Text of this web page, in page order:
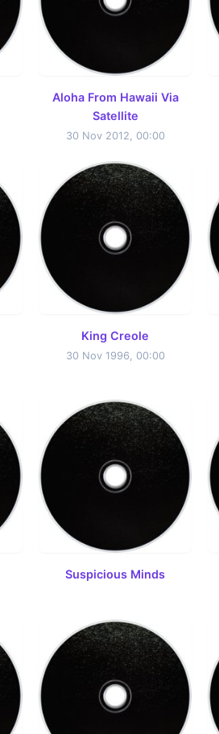
Aloha From Hawaii Via
Satellite
30 Nov 2012, 00:00
King Creole
30 Nov 1996, 00:00
Suspicious Minds